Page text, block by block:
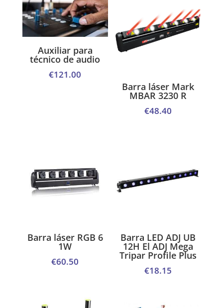
Auxiliar para
técnico de audio
€121.00
Barra láser Mark
MBAR 3230 R
€48.40
Barra láser RGB 6
1W
€60.50
Barra LED ADJ UB
12H El ADJ Mega
Tripar Profile Plus
€18.15